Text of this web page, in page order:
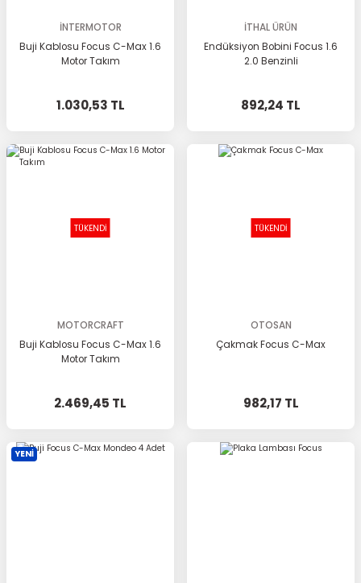
İNTERMOTOR
Buji Kablosu Focus C-Max 1.6
Motor Takım
1.030,53 TL
İTHAL ÜRÜN
Endüksiyon Bobini Focus 1.6
2.0 Benzinli
892,24 TL
TÜKENDİ
MOTORCRAFT
Buji Kablosu Focus C-Max 1.6
Motor Takım
2.469,45 TL
TÜKENDİ
OTOSAN
Çakmak Focus C-Max
982,17 TL
YENİ